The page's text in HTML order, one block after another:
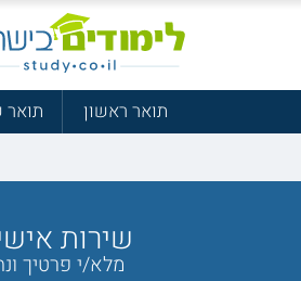
תואר ראשון תואר
שירות
מלא/י פרטיך